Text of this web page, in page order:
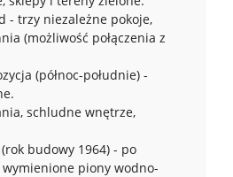
- trzy niezależne pokoje,
(możliwość połączenia z
(północ-południe) -
schludne wnętrze,
budowy 1964) - po
piony wodno-